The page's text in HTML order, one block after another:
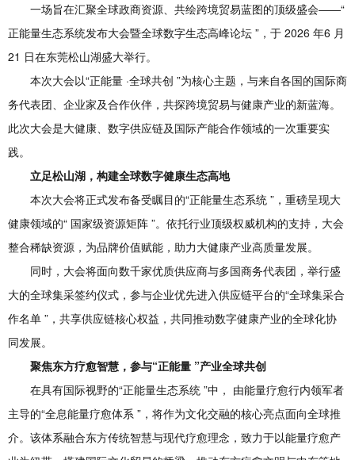
一场旨在汇聚全球政商资源、共绘跨境贸易蓝图的顶级盛会——“
正能量生态系统发布大会暨全球数字生态高峰论坛 ”，于 2026 年6 月
21 日在东莞松山湖盛大举行。
本次大会以“正能量 ·全球共创 ”为核心主题，与来自各国的国际商
务代表团、企业家及合作伙伴，共探跨境贸易与健康产业的新蓝海。
此次大会是大健康、数字供应链及国际产能合作领域的一次重要实
践。
立足松山湖，构建全球数字健康生态高地
本次大会将正式发布备受瞩目的“正能量生态系统 ”，重磅呈现大
健康领域的“ 国家级资源矩阵 ”。依托行业顶级权威机构的支持，大会
整合稀缺资源，为品牌价值赋能，助力大健康产业高质量发展。
同时，大会将面向数千家优质供应商与多国商务代表团，举行盛
大的全球集采签约仪式，参与企业优先进入供应链平台的“全球集采合
作名单 ”，共享供应链核心权益，共同推动数字健康产业的全球化协
同发展。
聚焦东方疗愈智慧，参与“正能量 ”产业全球共创
在具有国际视野的“正能量生态系统 ”中， 由能量疗愈行内领军者
主导的“全息能量疗愈体系 ”，将作为文化交融的核心亮点面向全球推
介。该体系融合东方传统智慧与现代疗愈理念，致力于以能量疗愈产